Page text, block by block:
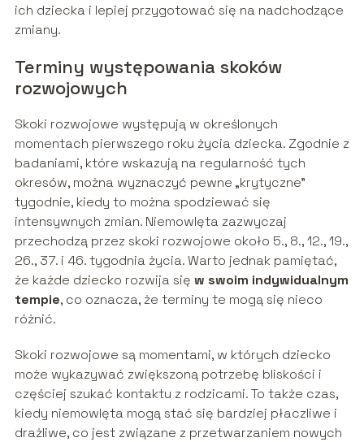
ich dziecka i lepiej przygotować się na nadchodzące
zmiany.
Terminy występowania skoków
rozwojowych
Skoki rozwojowe występują w określonych
momentach pierwszego roku życia dziecka. Zgodnie z
badaniami, które wskazują na regularność tych
okresów, można wyznaczyć pewne „krytyczne”
tygodnie, kiedy to można spodziewać się
intensywnych zmian. Niemowlęta zazwyczaj
przechodzą przez skoki rozwojowe około 5., 8., 12., 19.,
26., 37. i 46. tygodnia życia. Warto jednak pamiętać,
że każde dziecko rozwija się w swoim indywidualnym
tempie, co oznacza, że terminy te mogą się nieco
różnić.
Skoki rozwojowe są momentami, w których dziecko
może wykazywać zwiększoną potrzebę bliskości i
częściej szukać kontaktu z rodzicami. To także czas,
kiedy niemowlęta mogą stać się bardziej płaczliwe i
drażliwe, co jest związane z przetwarzaniem nowych